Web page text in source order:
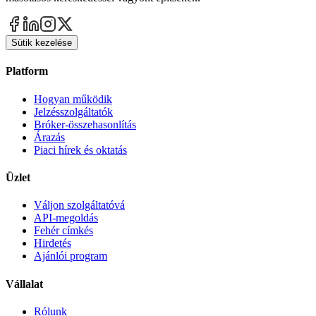
Sütik kezelése
Platform
Hogyan működik
Jelzésszolgáltatók
Bróker-összehasonlítás
Árazás
Piaci hírek és oktatás
Üzlet
Váljon szolgáltatóvá
API-megoldás
Fehér címkés
Hirdetés
Ajánlói program
Vállalat
Rólunk